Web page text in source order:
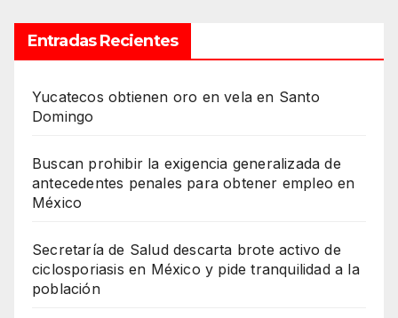
Entradas Recientes
Yucatecos obtienen oro en vela en Santo
Domingo
Buscan prohibir la exigencia generalizada de
antecedentes penales para obtener empleo en
México
Secretaría de Salud descarta brote activo de
ciclosporiasis en México y pide tranquilidad a la
población